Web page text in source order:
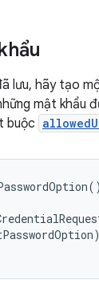
lưu, hãy tạo
mật khẩu
buộc
()
)